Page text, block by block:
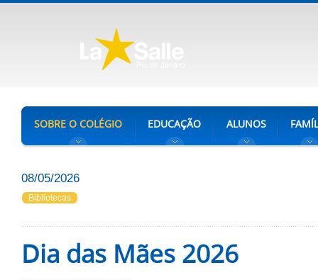
SOBRE O COLÉGIO EDUCAÇÃO ALUNOS
08/05/2026
Bibliotecas
Dia das Mães 2026